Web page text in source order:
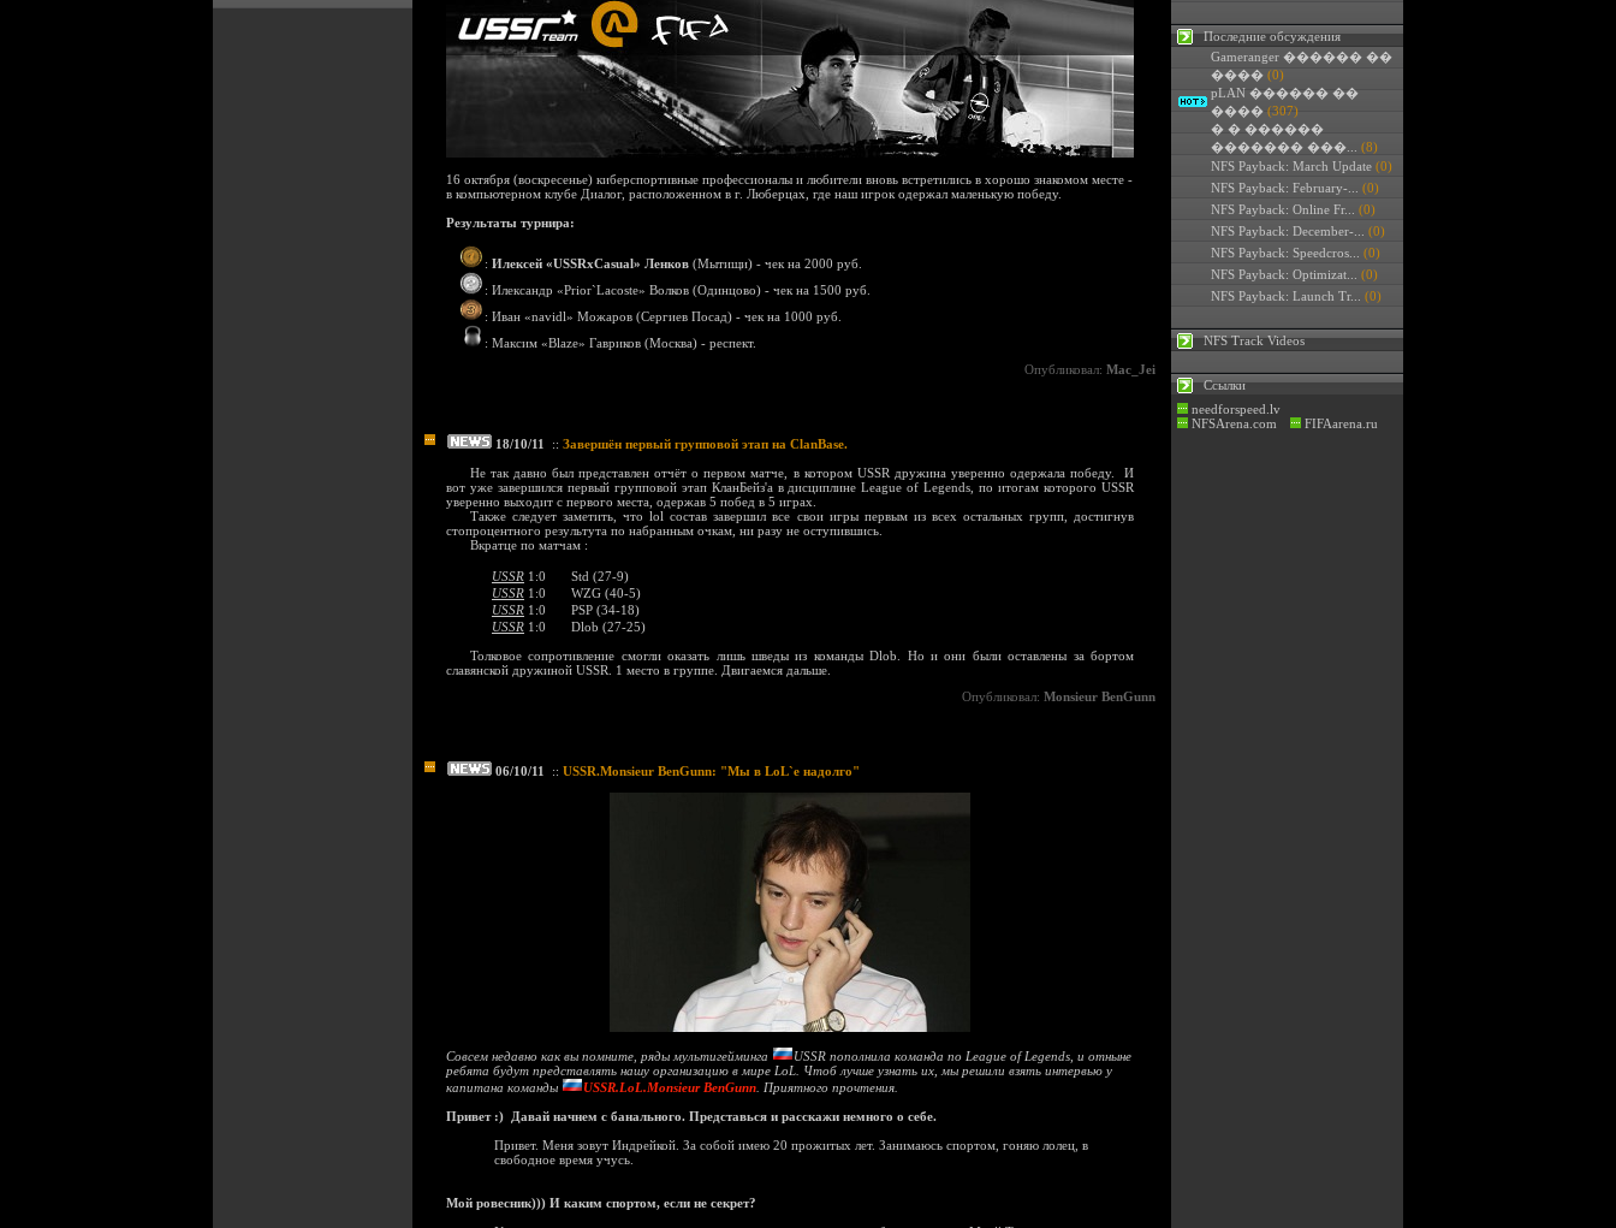
16 октября (воскресенье) киберспортивные профессионалы и любители вновь встретились в хорошо знакомом месте -
в компьютерном клубе Диалог, расположенном в г. Люберцах, где наш игрок одержал маленькую победу.
Результаты турнира:
: Илексей «USSRxCasual» Ленков (Мытищи) - чек на 2000 руб.
: Илександр «Prior`Lacoste» Волков (Одинцово) - чек на 1500 руб.
: Иван «navidl» Можаров (Сергиев Посад) - чек на 1000 руб.
: Максим «Blaze» Гавриков (Москва) - респект.
Опубликовал: Mac_Jei
18/10/11 :: Завершён первый групповой этап на ClanBase.
Не так давно был представлен отчёт о первом матче, в котором USSR дружина уверенно одержала победу. И
вот уже завершился первый групповой этап КланБейз'а в дисциплине League of Legends, по итогам которого USSR
уверенно выходит с первого места, одержав 5 побед в 5 играх.
Также следует заметить, что lol состав завершил все свои игры первым из всех остальных групп, достигнув
стопроцентного результута по набранным очкам, ни разу не оступившись.
Вкратце по матчам :
USSR 1:0
Std (27-9)
USSR 1:0
WZG (40-5)
USSR 1:0
PSP (34-18)
USSR 1:0
Dlob (27-25)
Толковое сопротивление смогли оказать лишь шведы из команды Dlob. Но и они были оставлены за бортом
славянской дружиной USSR. 1 место в группе. Двигаемся дальше.
Опубликовал: Monsieur BenGunn
06/10/11 :: USSR.Monsieur BenGunn: "Мы в LoL`е надолго"
Совсем недавно как вы помните, ряды мультигейминга
USSR пополнила команда по League of Legends, и отныне
ребята будут представлять нашу организацию в мире LoL. Чтоб лучше узнать их, мы решили взять интервью у
капитана команды
USSR.LoL.Monsieur BenGunn . Приятного прочтения.
Привет :) Давай начнем с банального. Представься и расскажи немного о себе.
Привет. Меня зовут Индрейкой. За собой имею 20 прожитых лет. Занимаюсь спортом, гоняю лолец, в
свободное время учусь.
Мой ровесник))) И каким спортом, если не секрет?
Последние обсуждения
Gameranger ������ ��
���� (0)
pLAN ������ ��
���� (307)
� � ������
������� ���...
(8)
NFS Payback: March Update (0)
NFS Payback: February-...
(0)
NFS Payback: Online Fr...
(0)
NFS Payback: December-...
(0)
NFS Payback: Speedcros...
(0)
NFS Payback: Optimizat...
(0)
NFS Payback: Launch Tr...
(0)
NFS Track Videos
Ссылки
needforspeed.lv
NFSArena.com
FIFAarena.ru